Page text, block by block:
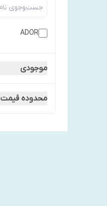
ADOR
موجودی
محدوده قیمت